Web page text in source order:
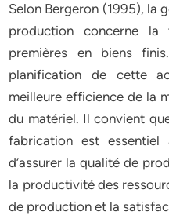
Selon Bergeron (1995), la
production concerne la
premières en biens
planification de cette
meilleure efficience de la
du matériel. Il convient
fabrication est
d’assurer la qualité de
la productivité des
de production et la